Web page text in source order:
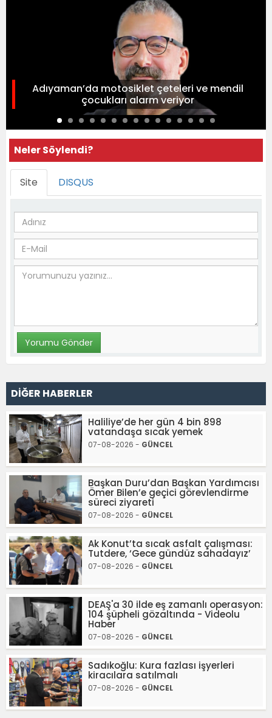
Adıyaman’da motosiklet çeteleri ve mendil
çocukları alarm veriyor
Neler Söylendi?
Site DISQUS
DİĞER HABERLER
Haliliye’de her gün 4 bin 898
vatandaşa sıcak yemek
07-08-2026 - GÜNCEL
Başkan Duru’dan Başkan Yardımcısı
Ömer Bilen’e geçici görevlendirme
süreci ziyareti
07-08-2026 - GÜNCEL
Ak Konut’ta sıcak asfalt çalışması:
Tutdere, ‘Gece gündüz sahadayız’
07-08-2026 - GÜNCEL
DEAŞ'a 30 ilde eş zamanlı operasyon:
104 şüpheli gözaltında - Videolu
Haber
07-08-2026 - GÜNCEL
Sadıkoğlu: Kura fazlası işyerleri
kiracılara satılmalı
07-08-2026 - GÜNCEL